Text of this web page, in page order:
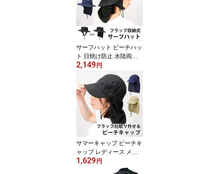
スパッツ スイムレギンス
ラッシュトレンカ 無地
ブラック 水玉 ドット マ
ルチカラー マルチドット
[返品交換不可]
サーフハット ビーチハッ
ト 日焼け防止 水陸両用 V
AXPOT(バックスポット)
VA-4150 マリンハット
サファリハット アドベン
チャーハット レインハッ
ト サンシェード 帽子 日
よけ サーフ ハット サー
フィンハット[返品交換不
2,149 円
サマーキャップ ビーチキ
ャップ レディース メン
ズ VAXPOT(バックスポ
ット) VA-4153 日よけ 帽
1,629 円